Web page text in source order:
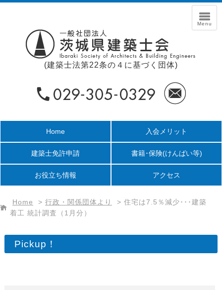
(建築士法第22条の４に基づく団体)
Home 入会メリット
建築士免許申請 書籍･保険(けんばい等)
お役立ち情報 アクセス
Home > 行政・関係団体より > 住宅は7.5％減少･･･建築
着工 統計調査（1月分）
Pickup！